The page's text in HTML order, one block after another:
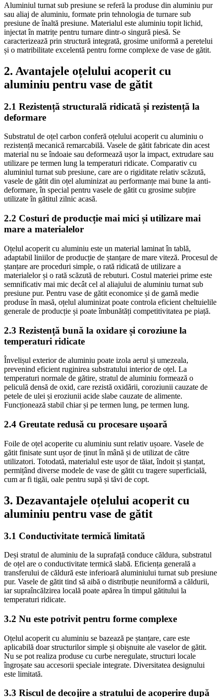
Aluminiul turnat sub presiune se referă la produse din aluminiu pur
sau aliaj de aluminiu, formate prin tehnologia de turnare sub
presiune de înaltă presiune. Materialul este aluminiu topit lichid,
injectat în matrițe pentru turnare dintr-o singură piesă. Se
caracterizează prin structură integrată, grosime uniformă a peretelui
și o matribilitate excelentă pentru forme complexe de vase de gătit.
2. Avantajele oțelului acoperit cu
aluminiu pentru vase de gătit
2.1 Rezistență structurală ridicată și rezistență la
deformare
Substratul de oțel carbon conferă oțelului acoperit cu aluminiu o
rezistență mecanică remarcabilă. Vasele de gătit fabricate din acest
material nu se îndoaie sau deformează ușor la impact, extrudare sau
utilizare pe termen lung la temperaturi ridicate. Comparativ cu
aluminiul turnat sub presiune, care are o rigiditate relativ scăzută,
vasele de gătit din oțel aluminizat au performanțe mai bune la anti-
deformare, în special pentru vasele de gătit cu grosime subțire
utilizate în gătitul zilnic acasă.
2.2 Costuri de producție mai mici și utilizare mai
mare a materialelor
Oțelul acoperit cu aluminiu este un material laminat în tablă,
adaptabil liniilor de producție de ștanțare de mare viteză. Procesul de
ștanțare are proceduri simple, o rată ridicată de utilizare a
materialelor și o rată scăzută de rebuturi. Costul materiei prime este
semnificativ mai mic decât cel al aliajului de aluminiu turnat sub
presiune pur. Pentru vase de gătit economice și de gamă medie
produse în masă, oțelul aluminizat poate controla eficient cheltuielile
generale de producție și poate îmbunătăți competitivitatea pe piață.
2.3 Rezistență bună la oxidare și coroziune la
temperaturi ridicate
Învelișul exterior de aluminiu poate izola aerul și umezeala,
prevenind eficient ruginirea substratului interior de oțel. La
temperaturi normale de gătire, stratul de aluminiu formează o
peliculă densă de oxid, care rezistă oxidării, coroziunii cauzate de
petele de ulei și eroziunii acide slabe cauzate de alimente.
Funcționează stabil chiar și pe termen lung, pe termen lung.
2.4 Greutate redusă cu procesare ușoară
Foile de oțel acoperite cu aluminiu sunt relativ ușoare. Vasele de
gătit finisate sunt ușor de ținut în mână și de utilizat de către
utilizatori. Totodată, materialul este ușor de tăiat, îndoit și ștanțat,
permițând diverse modele de vase de gătit cu tragere superficială,
cum ar fi tigăi, oale pentru supă și tăvi de copt.
3. Dezavantajele oțelului acoperit cu
aluminiu pentru vase de gătit
3.1 Conductivitate termică limitată
Deși stratul de aluminiu de la suprafață conduce căldura, substratul
de oțel are o conductivitate termică slabă. Eficiența generală a
transferului de căldură este inferioară aluminiului turnat sub presiune
pur. Vasele de gătit tind să aibă o distribuție neuniformă a căldurii,
iar supraîncălzirea locală poate apărea în timpul gătitului la
temperaturi ridicate.
3.2 Nu este potrivit pentru forme complexe
Oțelul acoperit cu aluminiu se bazează pe ștanțare, care este
aplicabilă doar structurilor simple și obișnuite ale vaselor de gătit.
Nu se pot realiza produse cu curbe neregulate, structuri locale
îngroșate sau accesorii speciale integrate. Diversitatea designului
este limitată.
3.3 Riscul de decojire a stratului de acoperire după